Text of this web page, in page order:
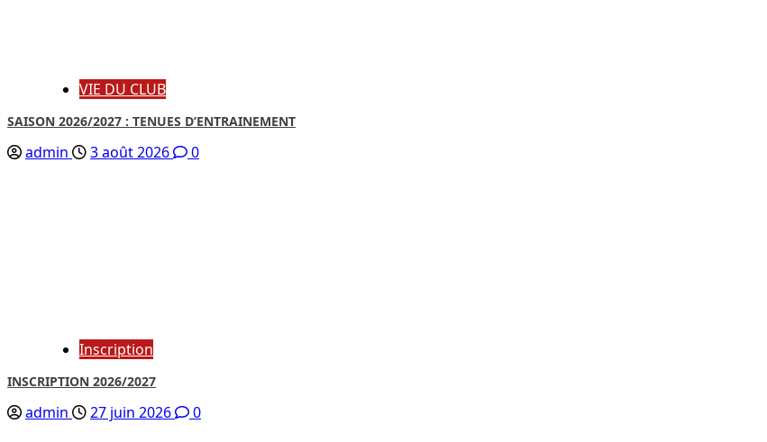
VIE DU CLUB
SAISON 2026/2027 : TENUES D’ENTRAINEMENT
admin 3 août 2026 0
Inscription
INSCRIPTION 2026/2027
admin 27 juin 2026 0